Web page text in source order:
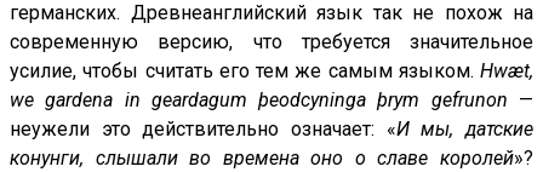
германских. Древнеанглийский язык так не похож на
современную версию, что требуется значительное
усилие, чтобы считать его тем же самым языком. Hwæt,
we gardena in geardagum þeodcyninga þrym gefrunon —
неужели это действительно означает: «И мы, датские
конунги, слышали во времена оно о славе королей»?